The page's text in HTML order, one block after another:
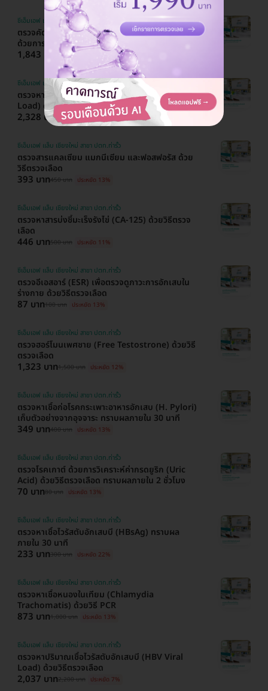
ตรวจคัดกรองโรคภูมิแพ้ตัวเอง (Autoimmune)
ด้วยการตรวจ ANA Profile
ซีเอ็มเอฟ แล็บ เชียงใหม่ สาขา ปตท.ท่ารั้ว
1,843 บาท 2,000 บาท ประหยัด 8%
ตรวจหาปริมาณเชื้อไวรัสตับอักเสบซี (HCV Viral
Load) ด้วยวิธีตรวจเลือด
ซีเอ็มเอฟ แล็บ เชียงใหม่ สาขา ปตท.ท่ารั้ว
2,328 บาท 2,500 บาท ประหยัด 7%
ตรวจสารแคลเซียม แมกนีเซียม และฟอสฟอรัส ด้วย
วิธีตรวจเลือด
ซีเอ็มเอฟ แล็บ เชียงใหม่ สาขา ปตท.ท่ารั้ว
393 บาท450 บาท ประหยัด 13%
ตรวจหาสารบ่งชี้มะเร็งรังไข่ (CA-125) ด้วยวิธีตรวจ
เลือด
ซีเอ็มเอฟ แล็บ เชียงใหม่ สาขา ปตท.ท่ารั้ว
446 บาท500 บาท ประหยัด 11%
ตรวจอีเอสอาร์ (ESR) เพื่อตรวจดูภาวะการอักเสบใน
ร่างกาย ด้วยวิธีตรวจเลือด
ซีเอ็มเอฟ แล็บ เชียงใหม่ สาขา ปตท.ท่ารั้ว
87 บาท100 บาท ประหยัด 13%
ตรวจฮอร์โมนเพศชาย (Free Testostrone) ด้วยวิธี
ตรวจเลือด
ซีเอ็มเอฟ แล็บ เชียงใหม่ สาขา ปตท.ท่ารั้ว
1,323 บาท1,500 บาท ประหยัด 12%
ตรวจหาเชื้อก่อโรคกระเพาะอาหารอักเสบ (H. Pylori)
เก็บตัวอย่างจากอุจจาระ ทราบผลภายใน 30 นาที
ซีเอ็มเอฟ แล็บ เชียงใหม่ สาขา ปตท.ท่ารั้ว
349 บาท400 บาท ประหยัด 13%
ตรวจโรคเกาต์ ด้วยการวิเคราะห์ค่ากรดยูริก (Uric
Acid) ด้วยวิธีตรวจเลือด ทราบผลภายใน 2 ชั่วโมง
ซีเอ็มเอฟ แล็บ เชียงใหม่ สาขา ปตท.ท่ารั้ว
70 บาท80 บาท ประหยัด 13%
ตรวจหาเชื้อไวรัสตับอักเสบบี (HBsAg) ทราบผล
ภายใน 30 นาที
ซีเอ็มเอฟ แล็บ เชียงใหม่ สาขา ปตท.ท่ารั้ว
233 บาท300 บาท ประหยัด 22%
ตรวจหาเชื้อหนองในเทียม (Chlamydia
Trachomatis) ด้วยวิธี PCR
ซีเอ็มเอฟ แล็บ เชียงใหม่ สาขา ปตท.ท่ารั้ว
873 บาท1,000 บาท ประหยัด 13%
ตรวจหาปริมาณเชื้อไวรัสตับอักเสบบี (HBV Viral
Load) ด้วยวิธีตรวจเลือด
ซีเอ็มเอฟ แล็บ เชียงใหม่ สาขา ปตท.ท่ารั้ว
2,037 บาท2,200 บาท ประหยัด 7%